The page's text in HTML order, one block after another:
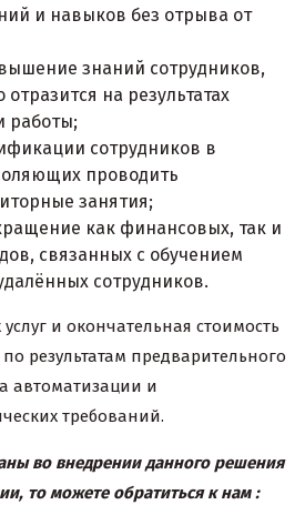
и навыков без отрыва от
знаний сотрудников,
на результатах
работы;
сотрудников в
проводить
занятия;
как финансовых, так и
связанных с обучением
сотрудников.
и окончательная стоимость
результатам предварительного
автоматизации и
требований.
во внедрении данного решения
то можете обратиться к нам :